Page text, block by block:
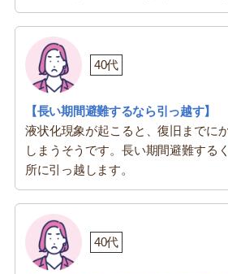
40代
【長い期間避難するなら引っ越す】
液状化現象が起こると、復旧までに
しまうそうです。長い期間避難する
所に引っ越します。
40代